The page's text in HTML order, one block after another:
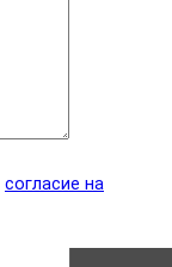
согласие на